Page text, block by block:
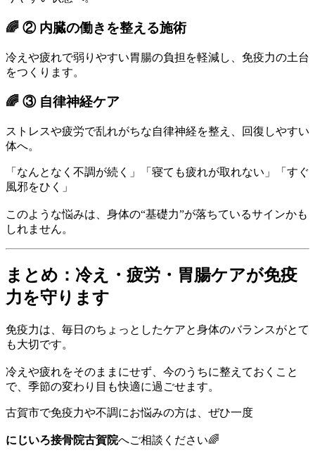
🌈 ② 内臓の働きを整える施術
冷えや疲れで弱りやすい胃腸の負担を軽減し、免疫力の土台
をつくります。
🌈 ③ 自律神経ケア
ストレスや疲労で乱れがちな自律神経を整え、回復しやすい
体へ。
「なんとなく不調が続く」「寝ても疲れが取れない」「すぐ
風邪をひく」
このような悩みは、身体の“基礎力”が落ちているサインかも
しれません。
まとめ：冷え・疲労・胃腸ケアが免疫
力を守ります
免疫力は、毎日のちょっとしたケアと身体のバランスがとて
も大切です。
冷えや疲れをそのままにせず、今のうちに整えておくこと
で、季節の変わり目も快適に過ごせます。
古賀市で免疫力や不調にお悩みの方は、ぜひ一度
にじいろ接骨院古賀院へご相談ください🌈